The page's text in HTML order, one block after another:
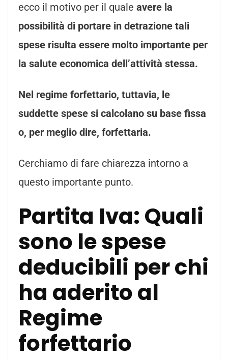
ecco il motivo per il quale avere la
possibilità di portare in detrazione tali
spese risulta essere molto importante per
la salute economica dell’attività stessa.
Nel regime forfettario, tuttavia, le
suddette spese si calcolano su base fissa
o, per meglio dire, forfettaria.
Cerchiamo di fare chiarezza intorno a
questo importante punto.
Partita Iva: Quali
sono le spese
deducibili per chi
ha aderito al
Regime
forfettario